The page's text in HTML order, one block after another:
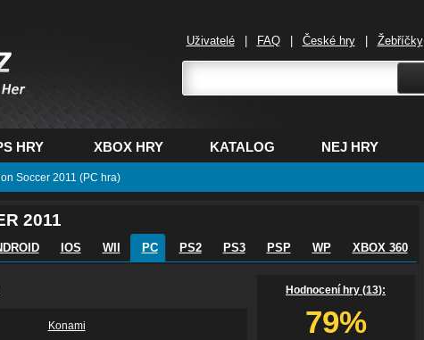
Uživatelé FAQ České hry Žebříčky
HRY XBOX HRY KATALOG NEJ HRY
Soccer 2011 (PC hra)
2011
IOS WII PC PS2 PS3 PSP WP XBOX 360
Konami
Hodnocení hry (13):
79%